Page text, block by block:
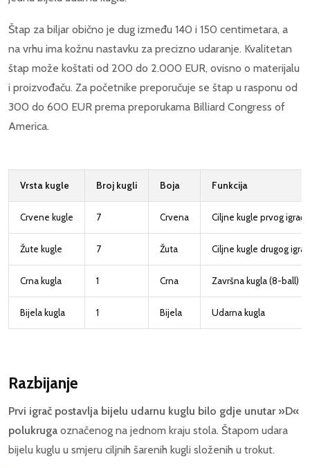
Štap za biljar obično je dug između 140 i 150 centimetara, a
na vrhu ima kožnu nastavku za precizno udaranje. Kvalitetan
štap može koštati od 200 do 2.000 EUR, ovisno o materijalu
i proizvođaču. Za početnike preporučuje se štap u rasponu od
300 do 600 EUR prema preporukama Billiard Congress of
America.
Vrsta kugle Broj kugli Boja Funkcija
Crvene kugle 7 Crvena Ciljne kugle prvog igrača
Žute kugle 7 Žuta Ciljne kugle drugog
Crna kugla 1 Crna Završna kugla (8-ball)
Bijela kugla 1 Bijela Udarna kugla
Razbijanje
Prvi igrač postavlja bijelu udarnu kuglu bilo gdje unutar »D«
polukruga označenog na jednom kraju stola. Štapom udara
bijelu kuglu u smjeru ciljnih šarenih kugli složenih u trokut.